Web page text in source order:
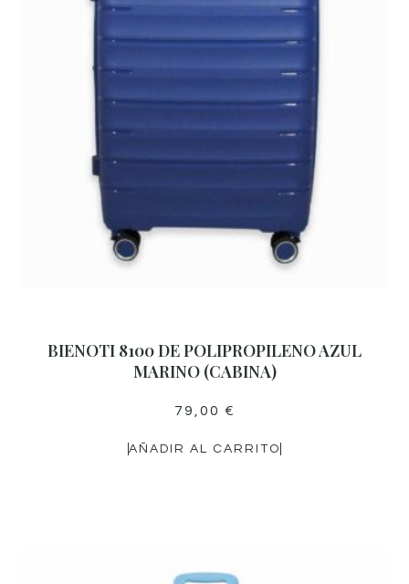
BIENOTI 8100 DE POLIPROPILENO AZUL
MARINO (CABINA)
79,00 €
AÑADIR AL CARRITO